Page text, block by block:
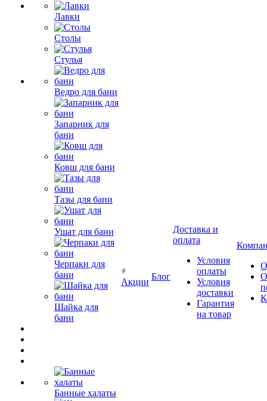
Лавки
Столы
Стулья
Ведро для бани
Запарник для
бани
Ковш для бани
Тазы для бани
Ушат для бани
Черпаки для
бани
Шайка для
бани
Банные халаты
Акции
Блог
Доставка и
оплата
Условия
оплаты
Условия
доставки
Гарантия
на товар